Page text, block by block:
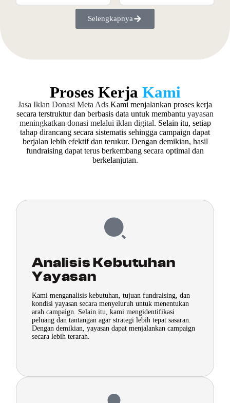
Selengkapnya
Proses Kerja Kami
Jasa Iklan Donasi Meta Ads Kami menjalankan proses kerja
secara terstruktur dan berbasis data untuk membantu yayasan
meningkatkan donasi melalui iklan digital. Selain itu, setiap
tahap dirancang secara sistematis sehingga campaign dapat
berjalan lebih efektif dan terukur. Dengan demikian, hasil
fundraising dapat terus berkembang secara optimal dan
berkelanjutan.
Analisis Kebutuhan
Yayasan
Kami menganalisis kebutuhan, tujuan fundraising, dan
kondisi yayasan secara menyeluruh untuk menentukan
arah campaign. Selain itu, kami mengidentifikasi
peluang dan tantangan agar strategi lebih tepat sasaran.
Dengan demikian, yayasan dapat menjalankan campaign
secara lebih terarah.